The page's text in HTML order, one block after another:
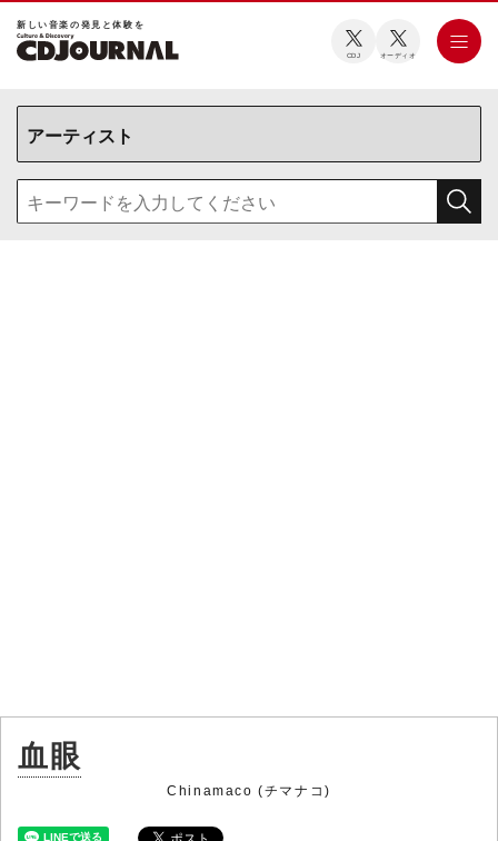
新しい⾳楽の発⾒と体験を
CDJ オーディオ
血眼
Chinamaco (チマナコ)